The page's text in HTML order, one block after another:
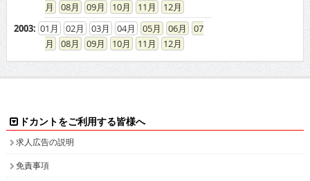
08
09 10 11
12
2003: 01 02 03 04 05 06
07
08
09 10 11 12
ドカントをご利用する皆様へ
求人広告の説明
免責事項